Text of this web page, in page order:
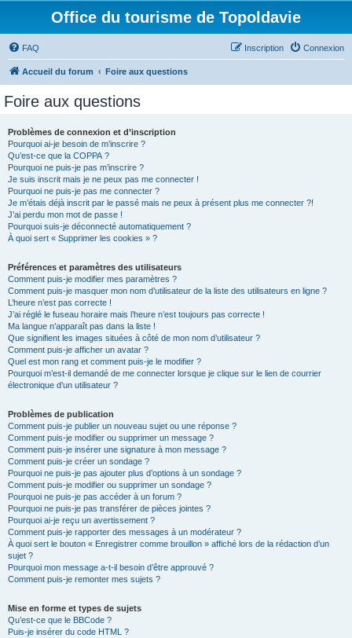
Office du tourisme de Topoldavie
FAQ Connexion
Inscription
Accueil du forum Foire aux questions
Foire aux questions
Problèmes de connexion et d’inscription
Pourquoi ai-je besoin de m’inscrire ?
Qu’est-ce que la COPPA ?
Pourquoi ne puis-je pas m’inscrire ?
Je suis inscrit mais je ne peux pas me connecter !
Pourquoi ne puis-je pas me connecter ?
Je m’étais déjà inscrit par le passé mais ne peux à présent plus me connecter ?!
J’ai perdu mon mot de passe !
Pourquoi suis-je déconnecté automatiquement ?
À quoi sert « Supprimer les cookies » ?
Préférences et paramètres des utilisateurs
Comment puis-je modifier mes paramètres ?
Comment puis-je masquer mon nom d’utilisateur de la liste des utilisateurs en ligne ?
L’heure n’est pas correcte !
J’ai réglé le fuseau horaire mais l’heure n’est toujours pas correcte !
Ma langue n’apparaît pas dans la liste !
Que signifient les images situées à côté de mon nom d’utilisateur ?
Comment puis-je afficher un avatar ?
Quel est mon rang et comment puis-je le modifier ?
Pourquoi m’est-il demandé de me connecter lorsque je clique sur le lien de courrier
électronique d’un utilisateur ?
Problèmes de publication
Comment puis-je publier un nouveau sujet ou une réponse ?
Comment puis-je modifier ou supprimer un message ?
Comment puis-je insérer une signature à mon message ?
Comment puis-je créer un sondage ?
Pourquoi ne puis-je pas ajouter plus d’options à un sondage ?
Comment puis-je modifier ou supprimer un sondage ?
Pourquoi ne puis-je pas accéder à un forum ?
Pourquoi ne puis-je pas transférer de pièces jointes ?
Pourquoi ai-je reçu un avertissement ?
Comment puis-je rapporter des messages à un modérateur ?
À quoi sert le bouton « Enregistrer comme brouillon » affiché lors de la rédaction d’un
sujet ?
Pourquoi mon message a-t-il besoin d’être approuvé ?
Comment puis-je remonter mes sujets ?
Mise en forme et types de sujets
Qu’est-ce que le BBCode ?
Puis-je insérer du code HTML ?